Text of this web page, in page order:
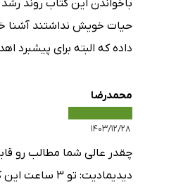
با‌خواندن این کتاب روند
حیات خویش نداشتند آشنا
داده که البته برای پیشبرد
محمدرضا
۱۴۰۳/۱۲/۲۸
چقدر عالی شما مطالب رو
دیدیمادیت: